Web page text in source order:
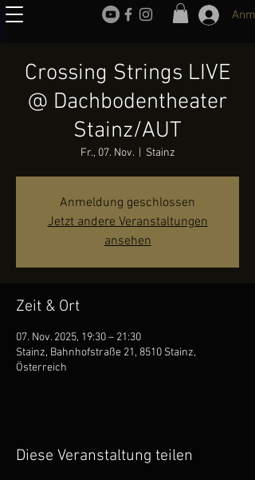
Crossing Strings LIVE
@ Dachbodentheater
Stainz/AUT
Fr., 07. Nov.
  |
Stainz
Anmeldung geschlossen
Jetzt andere Veranstaltungen
ansehen
Zeit & Ort
07. Nov. 2025, 19:30 – 21:30
Stainz, Bahnhofstraße 21, 8510 Stainz,
Österreich
Diese Veranstaltung teilen